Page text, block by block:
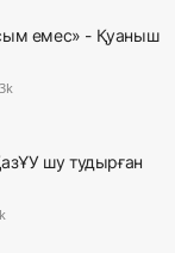
емес» - Қуаныш
шу тудырған